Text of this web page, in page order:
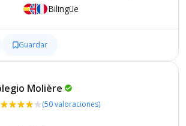
Bilingüe
Guardar
Molière
(50 valoraciones)